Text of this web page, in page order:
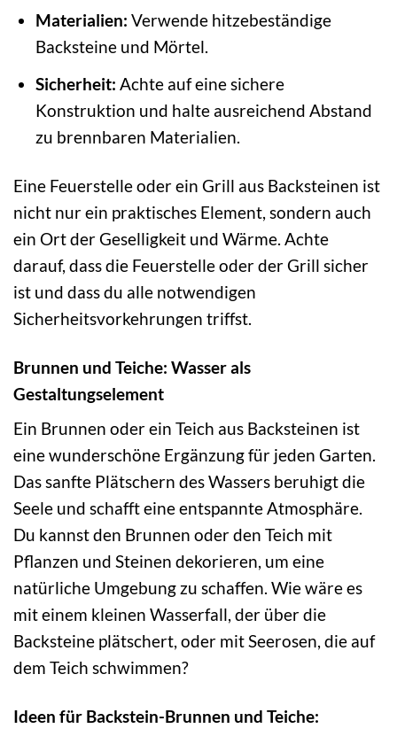
Materialien: Verwende hitzebeständige
Backsteine und Mörtel.
Sicherheit: Achte auf eine sichere
Konstruktion und halte ausreichend Abstand
zu brennbaren Materialien.
Eine Feuerstelle oder ein Grill aus Backsteinen ist
nicht nur ein praktisches Element, sondern auch
ein Ort der Geselligkeit und Wärme. Achte
darauf, dass die Feuerstelle oder der Grill sicher
ist und dass du alle notwendigen
Sicherheitsvorkehrungen triffst.
Brunnen und Teiche: Wasser als
Gestaltungselement
Ein Brunnen oder ein Teich aus Backsteinen ist
eine wunderschöne Ergänzung für jeden Garten.
Das sanfte Plätschern des Wassers beruhigt die
Seele und schafft eine entspannte Atmosphäre.
Du kannst den Brunnen oder den Teich mit
Pflanzen und Steinen dekorieren, um eine
natürliche Umgebung zu schaffen. Wie wäre es
mit einem kleinen Wasserfall, der über die
Backsteine plätschert, oder mit Seerosen, die auf
dem Teich schwimmen?
Ideen für Backstein-Brunnen und Teiche: